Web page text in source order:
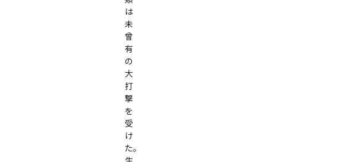
は
未
曾
有
の
大
打
撃
を
受
け
た。